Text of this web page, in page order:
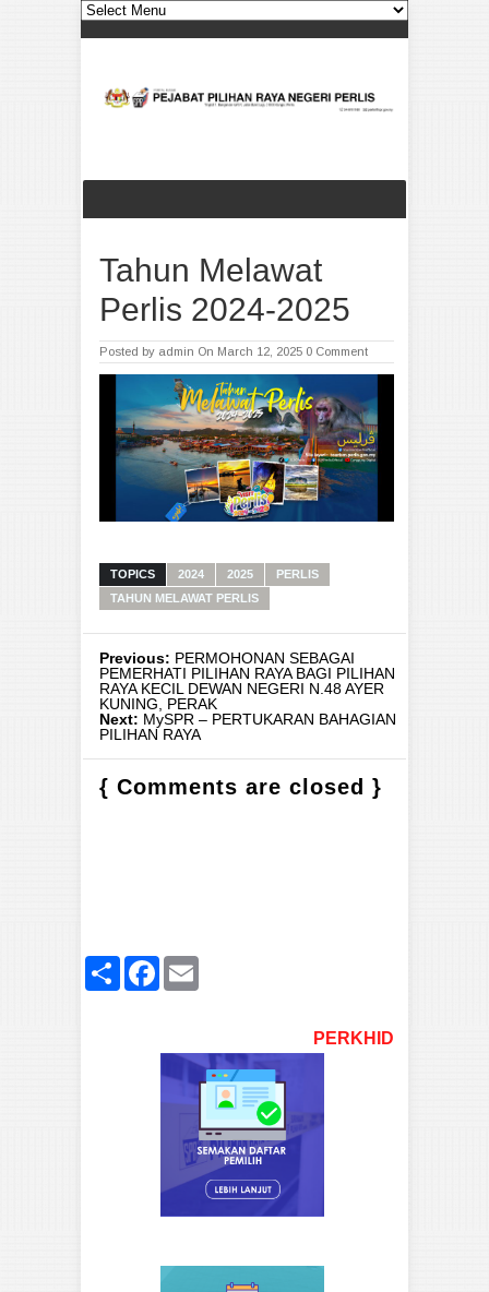
Tahun Melawat
Perlis 2024-2025
Posted by admin On March 12, 2025 0 Comment
TOPICS 2024 2025
PERLIS
TAHUN MELAWAT PERLIS
Previous: PERMOHONAN SEBAGAI
PEMERHATI PILIHAN RAYA BAGI PILIHAN
RAYA KECIL DEWAN NEGERI N.48 AYER
KUNING, PERAK
Next: MySPR – PERTUKARAN BAHAGIAN
PILIHAN RAYA
{ Comments are closed }
ShareFacebook
PERKHIDMATAN SPR